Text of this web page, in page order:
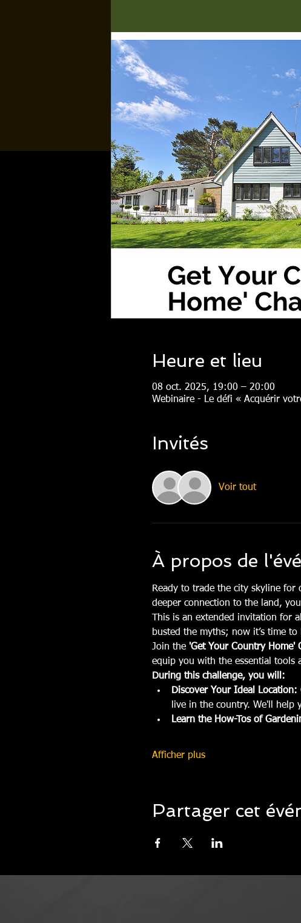
Heure et lieu
08 oct. 2025, 19:00 – 20:00
Webinaire - Le défi « Acquérir
Invités
Voir tout
À propos de
Ready to trade the city skyline for
deeper connection to the land,
This is an extended invitation for
busted the myths; now it’s time
Join the 'Get Your Country Home'
equip you with the essential tools
During this challenge, you will:
Discover Your Ideal Location:
live in the country. We'll
Learn the How-Tos of
Afficher plus
Partager cet